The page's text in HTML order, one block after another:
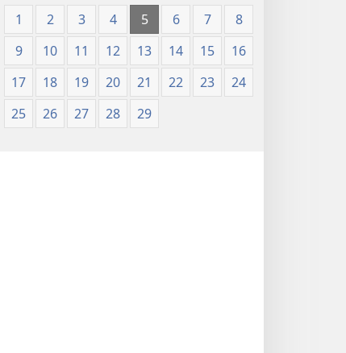
1 2 3 4 5 6 7
8
9
10 11 12 13 14 15
16
17
18 19 20 21 22 23
24
25
26 27 28 29